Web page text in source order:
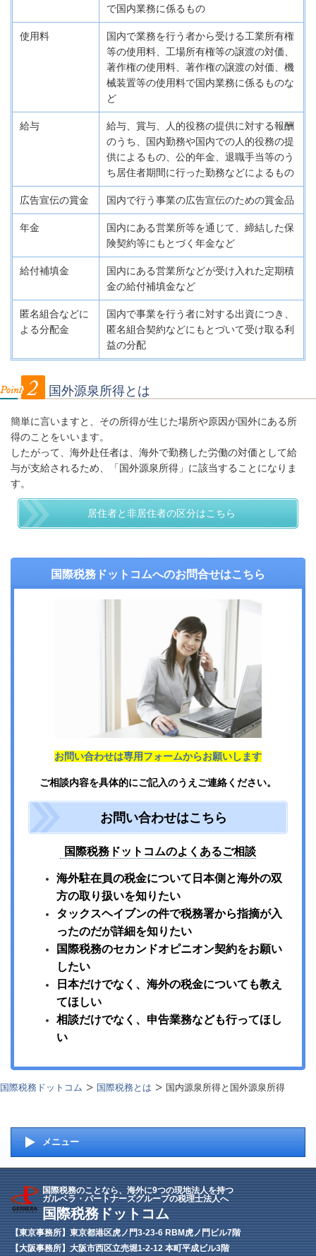
で国内業務に係るもの
使用料
国内で業務を行う者から受ける工業所有権
等の使用料、工場所有権等の譲渡の対価、
著作権の使用料、著作権の譲渡の対価、機
械装置等の使用料で国内業務に係るものな
ど
給与
給与、賞与、人的役務の提供に対する報酬
のうち、国内勤務や国内での人的役務の提
供によるもの、公的年金、退職手当等のう
ち居住者期間に行った勤務などによるもの
広告宣伝の賞金 国内で行う事業の広告宣伝のための賞金品
年金
国内にある営業所等を通じて、締結した保
険契約等にもとづく年金など
給付補填金
国内にある営業所などが受け入れた定期積
金の給付補填金など
匿名組合などに
よる分配金
国内で事業を行う者に対する出資につき、
匿名組合契約などにもとづいて受け取る利
益の分配
国外源泉所得とは
簡単に言いますと、その所得が生じた場所や原因が国外にある所
得のことをいいます。
したがって、海外赴任者は、海外で勤務した労働の対価として給
与が支給されるため、「国外源泉所得」に該当することになりま
す。
居住者と非居住者の区分はこちら
国際税務ドットコムへのお問合せはこちら
お問い合わせは専用フォームからお願いします
ご相談内容を具体的にご記入のうえご連絡ください。
お問い合わせはこちら
国際税務ドットコムのよくあるご相談
海外駐在員の税金について日本側と海外の双
方の取り扱いを知りたい
タックスヘイブンの件で税務署から指摘が入
ったのだが詳細を知りたい
国際税務のセカンドオピニオン契約をお願い
したい
日本だけでなく、海外の税金についても教え
てほしい
相談だけでなく、申告業務なども行ってほし
い
国際税務ドットコム 国際税務とは 国内源泉所得と国外源泉所得
メニュー
国際税務のことなら、海外に9つの現地法人を持つ
ガルベラ・パートナーズグループの税理士法人へ
国際税務ドットコム
【東京事務所】東京都港区虎ノ門3-23-6 RBM虎ノ門ビル7階
【大阪事務所】大阪市西区立売堀1-2-12 本町平成ビル3階